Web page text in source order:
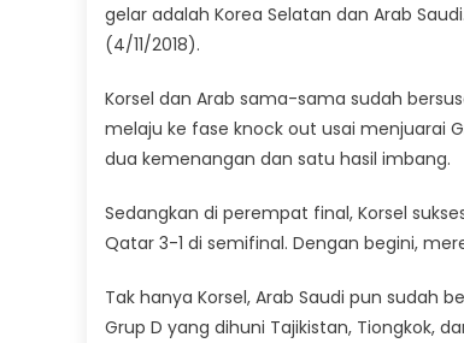
gelar adalah Korea Selatan dan Arab
(4/11/2018).
Korsel dan Arab sama-sama sudah
melaju ke fase knock out usai menjuarai
dua kemenangan dan satu hasil imbang.
Sedangkan di perempat final, Korsel
Qatar 3-1 di semifinal. Dengan begini,
Tak hanya Korsel, Arab Saudi pun sudah
Grup D yang dihuni Tajikistan, Tiongkok,